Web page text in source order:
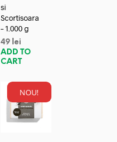
si
Scortisoara
– 1.000 g
49 lei
ADD TO
CART
NOU!